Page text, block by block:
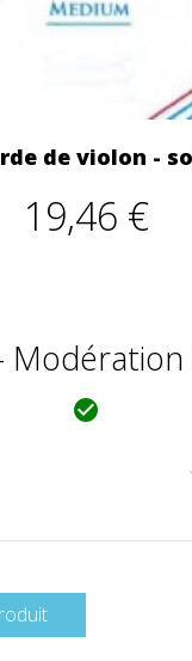
de violon -
19,46 €
Modération
